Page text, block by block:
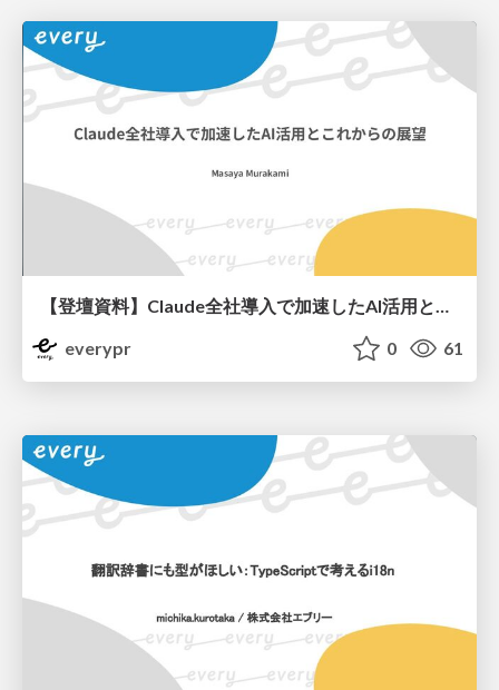
【登壇資料】Claude全社導入で加速したAI活用とこれからの展望.pdf
everypr
0 61